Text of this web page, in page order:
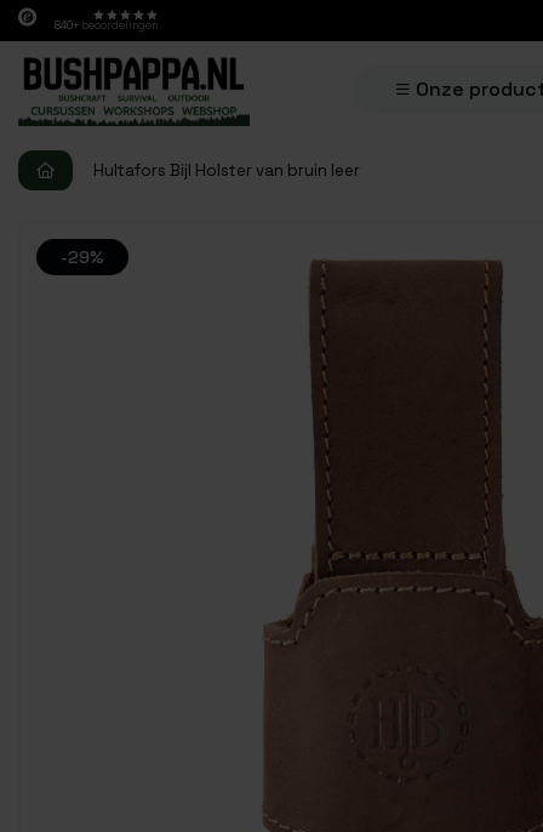
840+ beoordelingen
Onze
Hultafors Bijl Holster van bruin leer
-29%